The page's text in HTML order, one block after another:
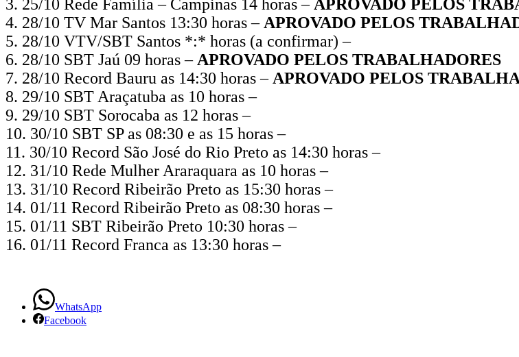
dos
Resultados
(PPR)
3. 25/10 Rede Família – Campinas 14 horas –APROVADO PELOS
4. 28/10 TV Mar Santos 13:30 horas –APROVADO PELOS
5. 28/10 VTV/SBT Santos *:* horas (a confirmar) –
6. 28/10 SBT Jaú 09 horas –APROVADO PELOS TRABALHADORES
7. 28/10 Record Bauru as 14:30 horas –APROVADO PELOS
8. 29/10 SBT Araçatuba as 10 horas –
9. 29/10 SBT Sorocaba as 12 horas –
10. 30/10 SBT SP as 08:30 e as 15 horas –
11. 30/10 Record São José do Rio Preto as 14:30 horas –
12. 31/10 Rede Mulher Araraquara as 10 horas –
13. 31/10 Record Ribeirão Preto as 15:30 horas –
14. 01/11 Record Ribeirão Preto as 08:30 horas –
15. 01/11 SBT Ribeirão Preto 10:30 horas –
16. 01/11 Record Franca as 13:30 horas –
WhatsApp
Facebook